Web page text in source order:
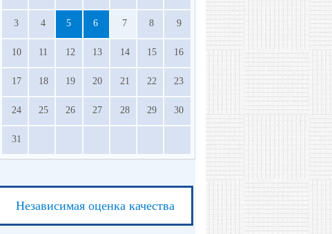
3 4 5 6 7 8 9
10 11 12 13 14 15 16
17 18 19 20 21 22 23
24 25 26 27 28 29 30
31
Независимая оценка качества